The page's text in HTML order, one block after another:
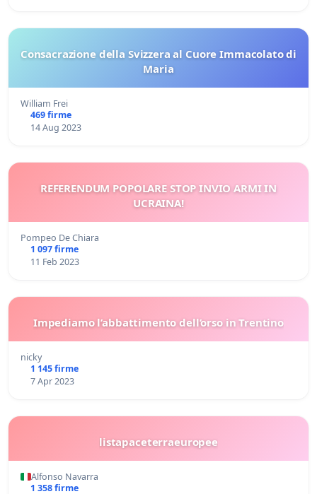
Consacrazione della Svizzera al Cuore Immacolato di
Maria
William Frei
469 firme
14 Aug 2023
REFERENDUM POPOLARE STOP INVIO ARMI IN
UCRAINA!
Pompeo De Chiara
1 097 firme
11 Feb 2023
Impediamo l’abbattimento dell’orso in Trentino
nicky
1 145 firme
7 Apr 2023
listapaceterraeuropee
Alfonso Navarra
1 358 firme